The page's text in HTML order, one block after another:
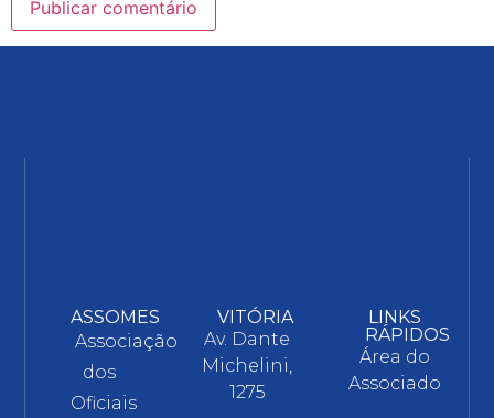
ASSOMES
Associação
dos
Oficiais
VITÓRIA
Av. Dante
Michelini,
1275
LINKS
RÁPIDOS
Área do
Associado